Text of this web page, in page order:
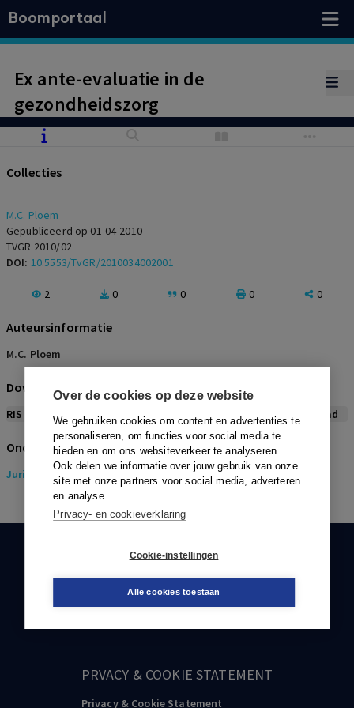
Over de cookies op deze website
We gebruiken cookies om content en advertenties te
personaliseren, om functies voor social media te
bieden en om ons websiteverkeer te analyseren.
Ook delen we informatie over jouw gebruik van onze
site met onze partners voor social media, adverteren
en analyse.
Privacy- en cookieverklaring
Cookie-instellingen
Alle cookies toestaan
Boomportaal
Ex ante-evaluatie in de
gezondheidszorg
Collecties
M.C. Ploem
Gepubliceerd op 01-04-2010
TVGR 2010/02
DOI: 10.5553/TvGR/2010034002001
2 0 0 0 0
Auteursinformatie
M.C. Ploem
Download citeerwijze bij dit artikel
RIS BibTex APA Vancouver Leidraad
Onderwerpen
Juridisch > Gezondheidsrecht
KLANTENSERVICE
088-0301000
PRVACY & COOKIE STATEMENT
Privacy & Cookie Statement